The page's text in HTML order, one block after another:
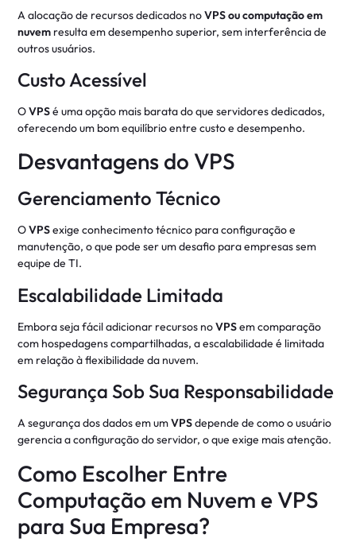
A alocação de recursos dedicados noVPS ou computação em
nuvem resulta em desempenho superior, sem interferência de
outros usuários.
Custo Acessível
OVPSé uma opção mais barata do que servidores dedicados,
oferecendo um bom equilíbrio entre custo e desempenho.
Desvantagens do VPS
Gerenciamento Técnico
OVPSexige conhecimento técnico para configuração e
manutenção, o que pode ser um desafio para empresas sem
equipe de TI.
Escalabilidade Limitada
Embora seja fácil adicionar recursos noVPSem comparação
com hospedagens compartilhadas, a escalabilidade é limitada
em relação à flexibilidade da nuvem.
Segurança Sob Sua Responsabilidade
A segurança dos dados em umVPSdepende de como o usuário
gerencia a configuração do servidor, o que exige mais atenção.
Como Escolher Entre
Computação em Nuvem e VPS
para Sua Empresa?